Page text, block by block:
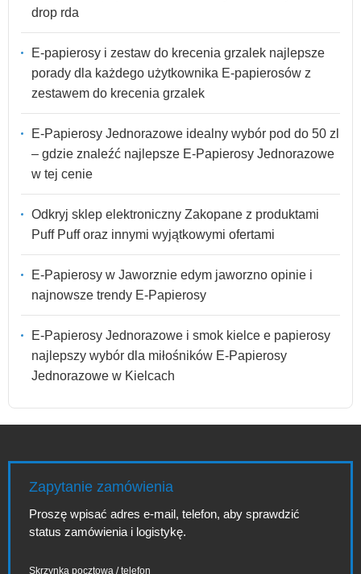
drop rda
E-papierosy i zestaw do krecenia grzalek najlepsze
porady dla każdego użytkownika E-papierosów z
zestawem do krecenia grzalek
E-Papierosy Jednorazowe idealny wybór pod do 50 zl
– gdzie znaleźć najlepsze E-Papierosy Jednorazowe
w tej cenie
Odkryj sklep elektroniczny Zakopane z produktami
Puff Puff oraz innymi wyjątkowymi ofertami
E-Papierosy w Jaworznie edym jaworzno opinie i
najnowsze trendy E-Papierosy
E-Papierosy Jednorazowe i smok kielce e papierosy
najlepszy wybór dla miłośników E-Papierosy
Jednorazowe w Kielcach
Zapytanie zamówienia
Proszę wpisać adres e-mail, telefon, aby sprawdzić
status zamówienia i logistykę.
Skrzynka pocztowa / telefon